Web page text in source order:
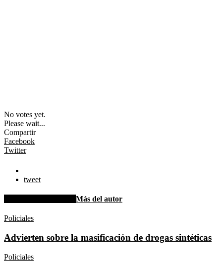
No votes yet.
Please wait...
Compartir
Facebook
Twitter
tweet
Más del autor
Policiales
Advierten sobre la masificación de drogas sintéticas
Policiales